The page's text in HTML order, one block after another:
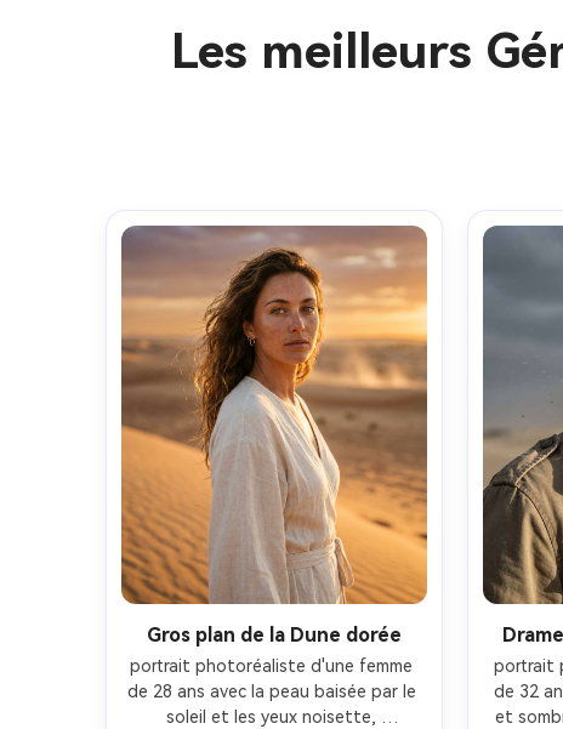
Les meilleurs
Gros plan de la Dune dorée
portrait photoréaliste d'une femme
de 28 ans avec la peau baisée par le
soleil et les yeux noisette,
portrait
de 32
et